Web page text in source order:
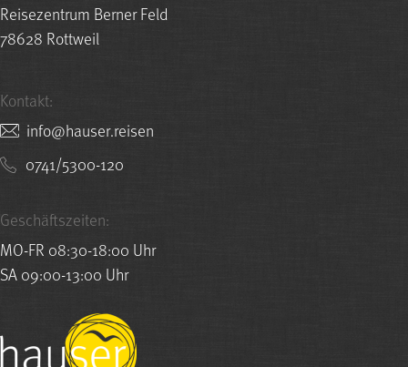
Reisezentrum Berner Feld
78628 Rottweil
Kontakt:
nesier.resuah@ofni
0741/5300-120
Geschäftszeiten:
MO-FR 08:30-18:00 Uhr
SA 09:00-13:00 Uhr